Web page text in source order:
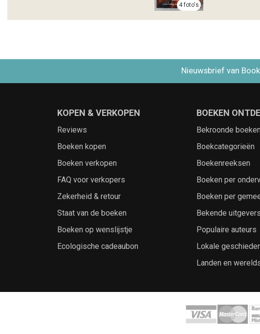
4 foto's
Nieuwsbrief van
KOPEN & VERKOPEN
Reviews
Boeken kopen
Boeken verkopen
FAQ voor verkopers
Zekerheid & retour
Staat van de boeken
Boeken op wenslijstje
Ecologische cadeaubon
BOEKEN
Bekroonde boeken
Boekcategorieën
Boekenreeksen
Boeken per
Boeken per
Bekende uitgevers
Populaire auteurs
Lokale
Landen en